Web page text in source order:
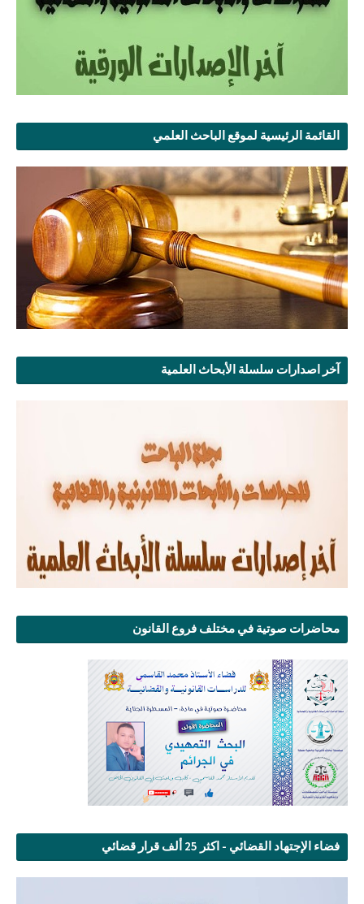
القائمة الرئيسية لموقع الباحث العلمي
آخر اصدارات سلسلة الأبحاث العلمية
محاضرات صوتية في مختلف فروع القانون
فضاء الإجتهاد القضائي - اكثر 25 ألف قرار قضائي